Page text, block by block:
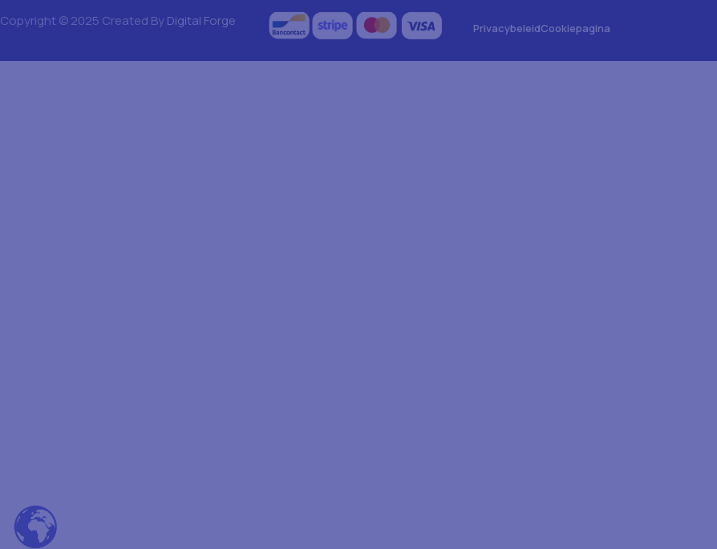
Copyright © 2025 Created ByDigital Forge PrivacybeleidCookiepagina